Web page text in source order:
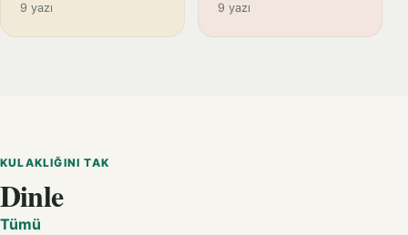
9 yazı 9 yazı
KULAKLIĞINI TAK
Dinle
Tümü